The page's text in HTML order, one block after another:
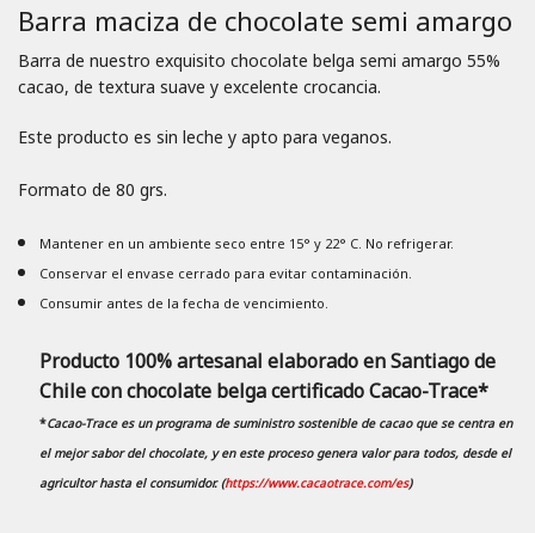
Barra maciza de chocolate semi amargo
Barra de nuestro exquisito chocolate belga semi amargo 55%
cacao, de textura suave y excelente crocancia.
Este producto es sin leche y apto para veganos.
Formato de 80 grs.
Mantener en un ambiente seco entre 15° y 22° C. No refrigerar.
Conservar el envase cerrado para evitar contaminación.
Consumir antes de la fecha de vencimiento.
Producto 100% artesanal elaborado en Santiago de
Chile con chocolate belga certificado Cacao-Trace*
*Cacao-Trace es un programa de suministro sostenible de cacao que se centra en
el mejor sabor del chocolate, y en este proceso genera valor para todos, desde el
agricultor hasta el consumidor. (https://www.cacaotrace.com/es)